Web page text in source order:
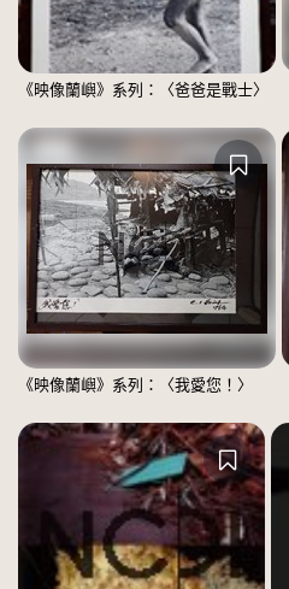
《映像蘭嶼》系列：〈爸爸是戰士〉
《映像蘭嶼》系列：〈我愛您！〉